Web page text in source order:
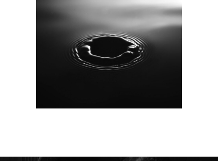
GALLERY SINGLE